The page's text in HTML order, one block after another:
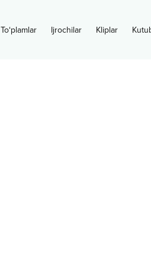
To‘plamlar Ijrochilar Kliplar